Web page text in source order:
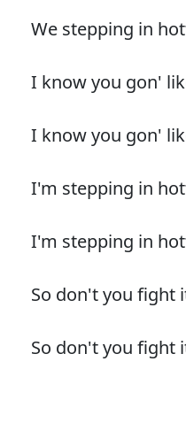
We stepping in
I know you gon'
I know you gon'
I'm stepping in
I'm stepping in
So don't you fight
So don't you fight